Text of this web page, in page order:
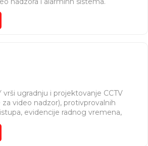
vrši ugradnju i projektovanje CCTV
video nadzor), protivprovalnih
evidencije radnog vremena,
opreme za ozvučenje i
SECURITY pored licence za vršenje
sistema u rad i održavanje